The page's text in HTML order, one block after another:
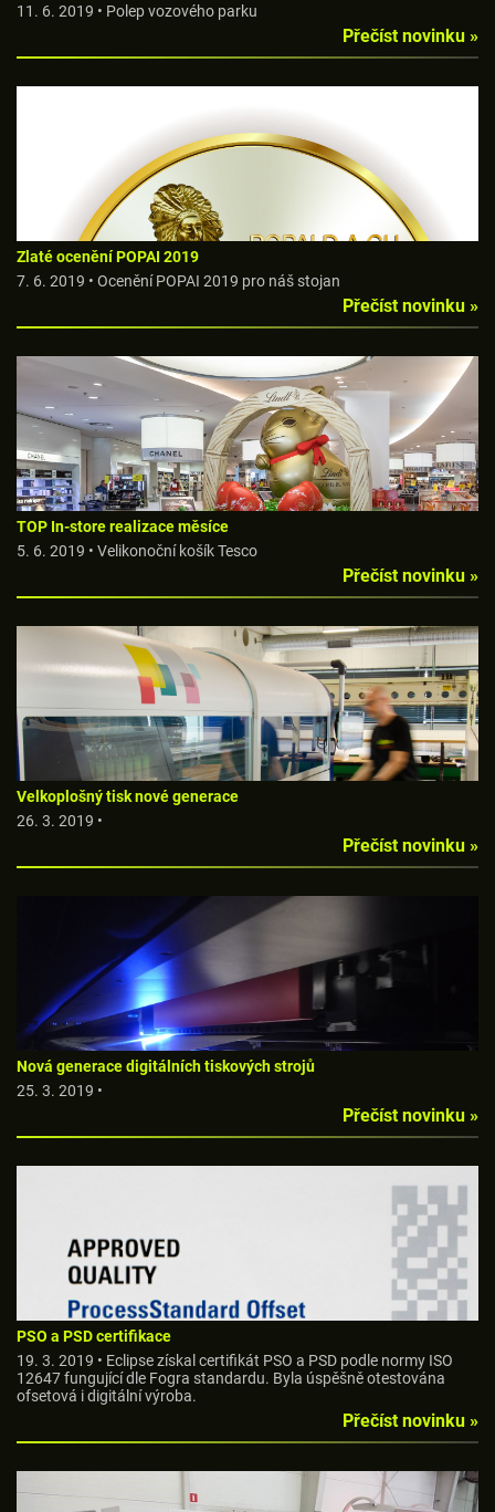
11. 6. 2019 • Polep vozového parku
Přečíst novinku »
Zlaté ocenění POPAI 2019
7. 6. 2019 • Ocenění POPAI 2019 pro náš stojan
Přečíst novinku »
TOP In-store realizace měsíce
5. 6. 2019 • Velikonoční košík Tesco
Přečíst novinku »
Velkoplošný tisk nové generace
26. 3. 2019 •
Přečíst novinku »
Nová generace digitálních tiskových strojů
25. 3. 2019 •
Přečíst novinku »
PSO a PSD certifikace
19. 3. 2019 • Eclipse získal certifikát PSO a PSD podle normy ISO
12647 fungující dle Fogra standardu. Byla úspěšně otestována
ofsetová i digitální výroba.
Přečíst novinku »